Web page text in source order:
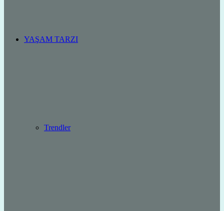
YAŞAM TARZI
Trendler